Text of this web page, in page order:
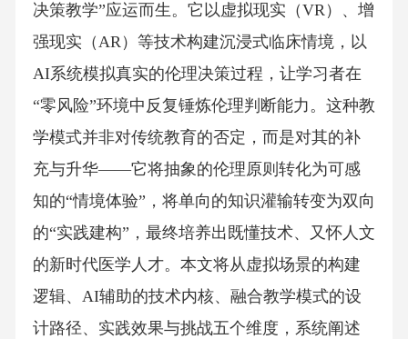
决策教学”应运而生。它以虚拟现实（VR）、增
强现实（AR）等技术构建沉浸式临床情境，以
AI系统模拟真实的伦理决策过程，让学习者在
“零风险”环境中反复锤炼伦理判断能力。这种教
学模式并非对传统教育的否定，而是对其的补
充与升华——它将抽象的伦理原则转化为可感
知的“情境体验”，将单向的知识灌输转变为双向
的“实践建构”，最终培养出既懂技术、又怀人文
的新时代医学人才。本文将从虚拟场景的构建
逻辑、AI辅助的技术内核、融合教学模式的设
计路径、实践效果与挑战五个维度，系统阐述